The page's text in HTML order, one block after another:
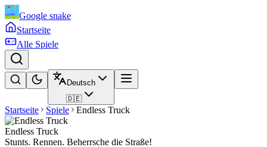
Google snake
Startseite
Alle Spiele
Deutsch
🇩🇪
Startseite Spiele Endless Truck
Endless Truck
Stunts. Rennen. Beherrsche die Straße!